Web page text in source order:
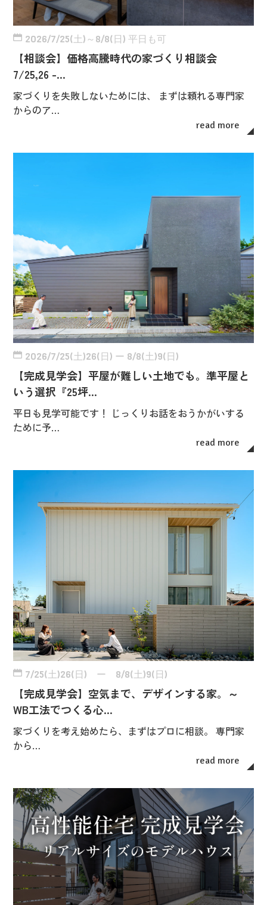
2026/7/25(土)～8/8(日) 平日も可
【相談会】価格高騰時代の家づくり相談会
7/25,26 -…
家づくりを失敗しないためには、 まずは頼れる専門家
からのア…
read more
2026/7/25(土)26(日) ー 8/8(土)9(日)
【完成見学会】平屋が難しい土地でも。準平屋と
いう選択『25坪…
平日も見学可能です！ じっくりお話をおうかがいする
ために予…
read more
7/25(土)26(日) ー 8/8(土)9(日)
【完成見学会】空気まで、デザインする家。～
WB工法でつくる心…
家づくりを考え始めたら、まずはプロに相談。 専門家
から…
read more